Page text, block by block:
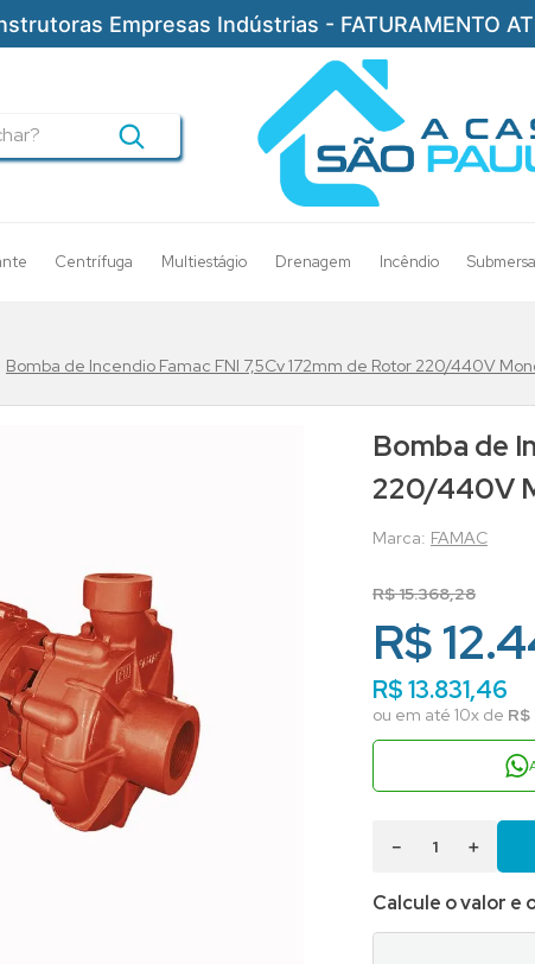
Empresas Indústrias - FATURAMENTO
Centrífuga Multiestágio Drenagem Incêndio Submersa
Bomba de Incendio Famac FNI 7,5Cv 172mm de Rotor 220/440V
Bomba de
220/440V
FAMAC
R$15.368,28
R$
R$13.831,46
ou em até 10x de R$
＋
－